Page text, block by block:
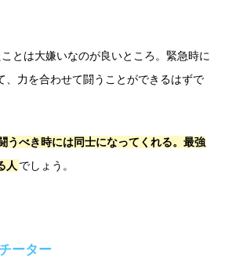
とは大嫌いなのが良いところ。緊急時に
、力を合わせて闘うことができるはずで
うべき時には同士になってくれる。最強
人 でしょう。
ーター